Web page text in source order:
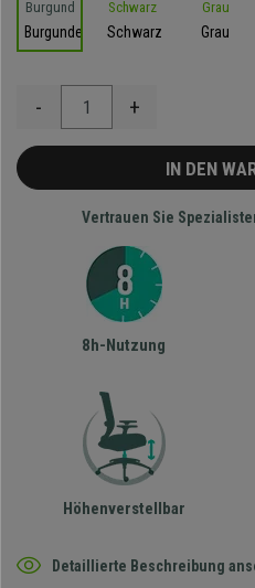
Burgunder Schwarz Grau
- +
IN DEN
Vertrauen Sie
8h-Nutzung
Höhenverstellbar
Detaillierte Beschreibung